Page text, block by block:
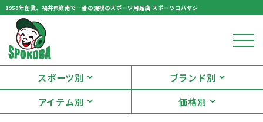
1950年創業、福井県嶺南で一番の規模のスポーツ用品店 スポーツコバヤシ
スポーツ別
ブランド別
アイテム別
価格別